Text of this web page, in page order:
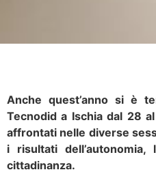
Anche quest’anno si è
Tecnodid a Ischia dal 28
affrontati nelle diverse
i risultati
cittadinanza.